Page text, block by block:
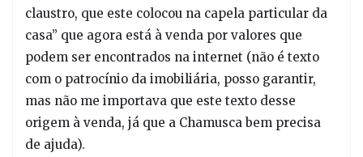
claustro, que este colocou na capela particular da
casa” que agora está à venda por valores que
podem ser encontrados na internet (não é texto
com o patrocínio da imobiliária, posso garantir,
mas não me importava que este texto desse
origem à venda, já que a Chamusca bem precisa
de ajuda).